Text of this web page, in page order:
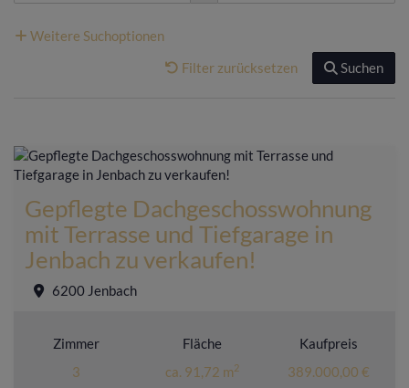
Weitere Suchoptionen
Filter zurücksetzen
Suchen
Gepflegte Dachgeschosswohnung
mit Terrasse und Tiefgarage in
Jenbach zu verkaufen!
6200 Jenbach
Zimmer
3
Fläche
ca. 91,72 m2
Kaufpreis
389.000,00 €